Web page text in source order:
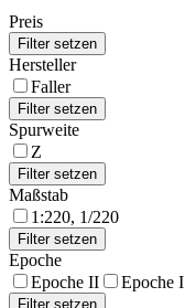
Preis
Hersteller
Faller
Spurweite
Z
Maßstab
1:220, 1/220
Epoche
Epoche II
Epoche I